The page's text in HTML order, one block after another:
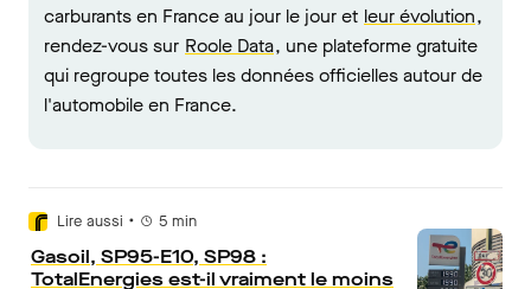
carburants en France au jour le jour et leur évolution,
rendez-vous sur Roole Data, une plateforme gratuite
qui regroupe toutes les données officielles autour de
l'automobile en France.
Lire aussi • 5 min
Gasoil, SP95-E10, SP98 :
TotalEnergies est-il vraiment le moins